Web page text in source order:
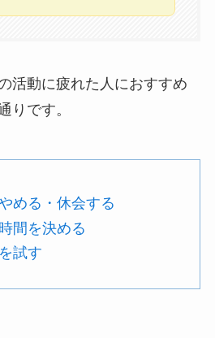
活動に疲れた人におすすめ
りです。
める・休会する
間を決める
試す